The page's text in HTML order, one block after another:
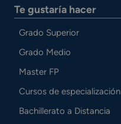
Te gustaría hacer
Grado Superior
Grado Medio
Master FP
Cursos de especialización
Bachillerato a Distancia